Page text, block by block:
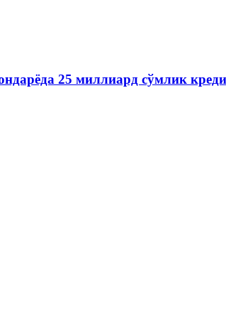
25 миллиард сўмлик